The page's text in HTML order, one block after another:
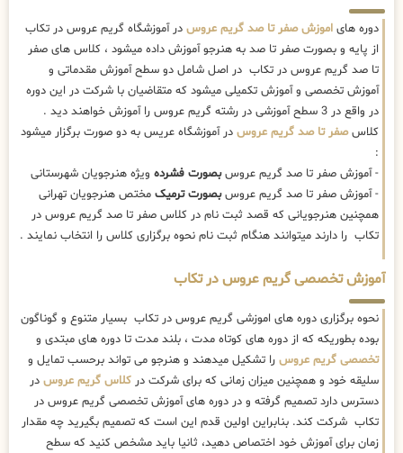
دوره های اموزش صفر تا صد گریم عروس در آموزشگاه گریم عروس در تکاب
از پایه و بصورت صفر تا صد به هنرجو آموزش داده میشود ، کلاس های صفر
تا صد گریم عروس در تکاب در اصل شامل دو سطح آموزش مقدماتی و
آموزش تخصصی و آموزش تکمیلی میشود که متقاضیان با شرکت در این دوره
در واقع در 3 سطح آموزشی در رشته گریم عروس را آموزش خواهند دید .
کلاسصفر تا صد گریم عروس در آموزشگاه عریس به دو صورت برگزار میشود
:
- آموزش صفر تا صد گریم عروسبصورت فشرده ویژه هنرجویان شهرستانی
- آموزش صفر تا صد گریم عروسبصورت ترمیک مختص هنرجویان تهرانی
همچنین هنرجویانی که قصد ثبت نام در کلاس صفر تا صد گریم عروس در
تکاب را دارند میتوانند هنگام ثبت نام نحوه برگزاری کلاس را انتخاب نمایند .
آموزش تخصصی گریم عروس در تکاب
نحوه برگزاری دوره های اموزشی گریم عروس در تکاب بسیار متنوع و گوناگون
بوده بطوریکه که از دوره های کوتاه مدت ، بلند مدت تا دوره های مبتدی و
تخصصی گریم عروس را تشکیل میدهند و هنرجو می تواند برحسب تمایل و
سلیقه خود و همچنین میزان زمانی که برای شرکت در کلاس گریم عروس در
دسترس دارد تصمیم گرفته و در دوره های آموزش تخصصی گریم عروس در
تکاب شرکت کند. بنابراین اولین قدم این است که تصمیم بگیرید چه مقدار
زمان برای آموزش خود اختصاص دهید، ثانیا باید مشخص کنید که سطح